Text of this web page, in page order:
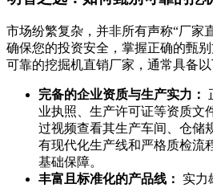
市场纷繁复杂，并非所有声称“厂家
确保您的投资安全，掌握正确的甄
可靠的挖掘机直销厂家，通常具备以
完备的企业资质与生产实力：
业执照、生产许可证等资质文
过视频查看其生产车间、仓储
有现代化生产线和严格质检流
基础保障。
丰富且标准化的产品线：
实力